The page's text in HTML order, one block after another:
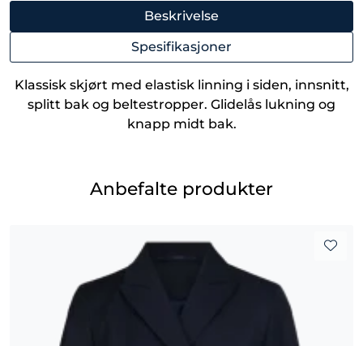
Beskrivelse
Spesifikasjoner
Klassisk skjørt med elastisk linning i siden, innsnitt,
splitt bak og beltestropper. Glidelås lukning og
knapp midt bak.
Anbefalte produkter